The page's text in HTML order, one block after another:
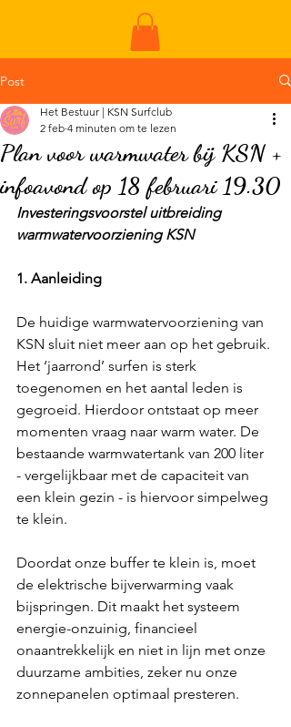
Post
Plan voor warmwater bij KSN +
infoavond op 18 februari 19.30
Het Bestuur | KSN Surfclub
2 feb 4 minuten om te lezen
Investeringsvoorstel uitbreiding
warmwatervoorziening KSN
1. Aanleiding
De huidige warmwatervoorziening van
KSN sluit niet meer aan op het gebruik.
Het ‘jaarrond’ surfen is sterk
toegenomen en het aantal leden is
gegroeid. Hierdoor ontstaat op meer
momenten vraag naar warm water. De
bestaande warmwatertank van 200 liter
- vergelijkbaar met de capaciteit van
een klein gezin - is hiervoor simpelweg
te klein.
Doordat onze buffer te klein is, moet
de elektrische bijverwarming vaak
bijspringen. Dit maakt het systeem
energie-onzuinig, financieel
onaantrekkelijk en niet in lijn met onze
duurzame ambities, zeker nu onze
zonnepanelen optimaal presteren.